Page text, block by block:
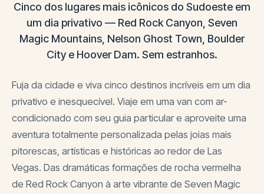
Cinco dos lugares mais icônicos do Sudoeste em
um dia privativo — Red Rock Canyon, Seven
Magic Mountains, Nelson Ghost Town, Boulder
City e Hoover Dam. Sem estranhos.
Fuja da cidade e viva cinco destinos incríveis em um dia
privativo e inesquecível. Viaje em uma van com ar-
condicionado com seu guia particular e aproveite uma
aventura totalmente personalizada pelas joias mais
pitorescas, artísticas e históricas ao redor de Las
Vegas. Das dramáticas formações de rocha vermelha
de Red Rock Canyon à arte vibrante de Seven Magic